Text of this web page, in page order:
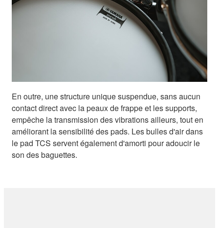
En outre, une structure unique suspendue, sans aucun
contact direct avec la peaux de frappe et les supports,
empêche la transmission des vibrations ailleurs, tout en
améliorant la sensibilité des pads. Les bulles d'air dans
le pad TCS servent également d'amorti pour adoucir le
son des baguettes.